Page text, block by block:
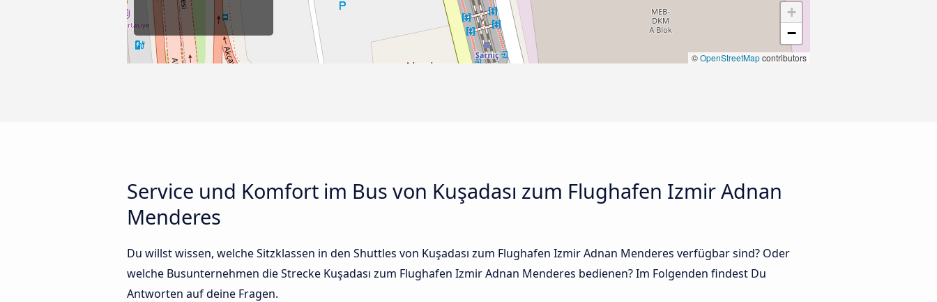
+
−
©OpenStreetMapcontributors
Service und Komfort im Bus von Kuşadası zum Flughafen Izmir Adnan
Menderes
Du willst wissen, welche Sitzklassen in den Shuttles von Kuşadası zum Flughafen Izmir Adnan Menderes verfügbar sind? Oder
welche Busunternehmen die Strecke Kuşadası zum Flughafen Izmir Adnan Menderes bedienen? Im Folgenden findest Du
Antworten auf deine Fragen.